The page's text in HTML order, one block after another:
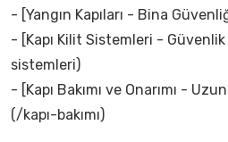
- [Yangın Kapıları - Bina
- [Kapı Kilit Sistemleri -
sistemleri)
- [Kapı Bakımı ve Onarımı -
(/kapı-bakımı)